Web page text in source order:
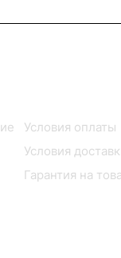
Условия оплаты
Условия
Гарантия на